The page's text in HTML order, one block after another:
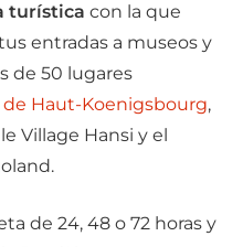
turística con la que
entradas a museos y
de 50 lugares
de Haut-Koenigsbourg,
Village Hansi y el
de 24, 48 o 72 horas y